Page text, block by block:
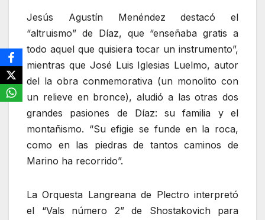
Jesús Agustín Menéndez destacó el
“altruismo” de Díaz, que “enseñaba gratis a
todo aquel que quisiera tocar un instrumento”,
mientras que José Luis Iglesias Luelmo, autor
del la obra conmemorativa (un monolito con
un relieve en bronce), aludió a las otras dos
grandes pasiones de Díaz: su familia y el
montañismo. “Su efigie se funde en la roca,
como en las piedras de tantos caminos de
Marino ha recorrido”.
La Orquesta Langreana de Plectro interpretó
el “Vals número 2” de Shostakovich para